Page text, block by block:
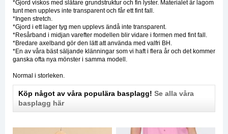
*Gjord viskos med slätare grundstruktur och fin lyster. Materialet är lagom
tunt men upplevs inte transparent och får ett fint fall.
*Ingen stretch.
*Gjord i ett lager tyg men upplevs ändå inte transparent.
*Resårband i midjan varefter modellen blir vidare i formen med fint fall.
*Bredare axelband gör den lätt att använda med valfri BH.
*En av våra bäst säljande klänningar som vi haft i flera år och det kommer
ganska ofta nya mönster i samma modell.
Normal i storleken.
Köp något av våra populära basplagg! Se alla våra
basplagg här